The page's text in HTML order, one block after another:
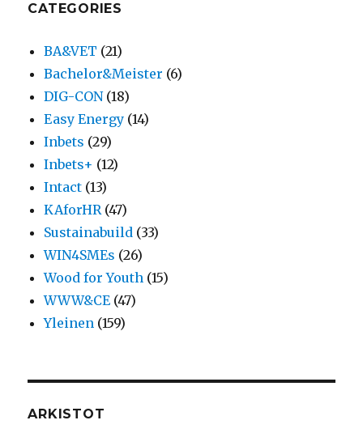
CATEGORIES
BA&VET (21)
Bachelor&Meister (6)
DIG-CON(18)
Easy Energy (14)
Inbets (29)
Inbets+ (12)
Intact (13)
KAforHR(47)
Sustainabuild (33)
WIN4SMEs (26)
Wood for Youth (15)
WWW&CE (47)
Yleinen (159)
ARKISTOT